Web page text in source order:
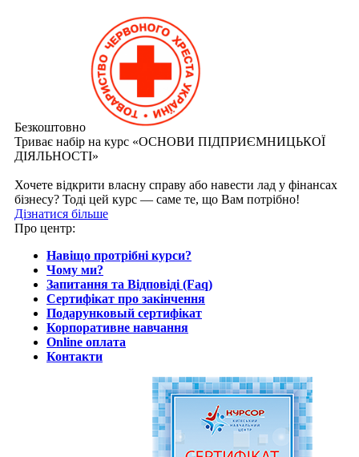
Безкоштовно
Триває набір на курс «ОСНОВИ ПІДПРИЄМНИЦЬКОЇ
ДІЯЛЬНОСТІ»
Хочете відкрити власну справу або навести лад у фінансах
бізнесу? Тоді цей курс — саме те, що Вам потрібно!
Дізнатися більше
Про центр:
Навіщо протрібні курси?
Чому ми?
Запитання та Відповіді (Faq)
Сертифікат про закінчення
Подарунковый сертифікат
Корпоративне навчання
Online оплата
Контакти